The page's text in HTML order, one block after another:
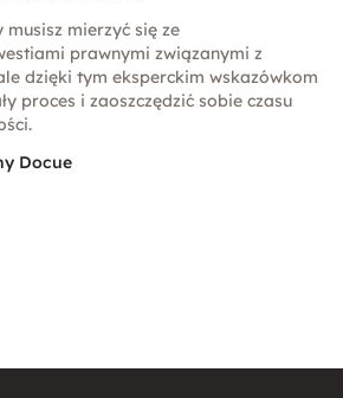
mierzyć się ze
prawnymi związanymi z
dzięki tym eksperckim wskazówkom
proces i zaoszczędzić sobie czasu
Docue